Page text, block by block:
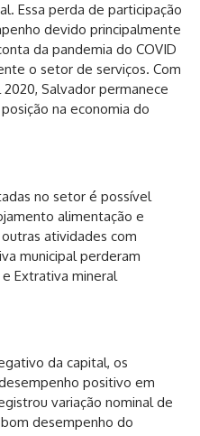
Essa perda de participação
devido principalmente
da pandemia do COVID
o setor de serviços. Com
Salvador permanece
na economia do
no setor é possível
alimentação e
atividades com
municipal perderam
Extrativa mineral
da capital, os
positivo em
variação nominal de
desempenho do